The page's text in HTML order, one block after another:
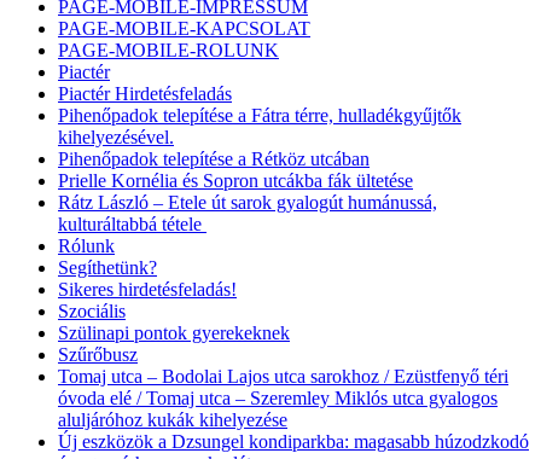
PAGE-MOBILE-IMPRESSUM
PAGE-MOBILE-KAPCSOLAT
PAGE-MOBILE-ROLUNK
Piactér
Piactér Hirdetésfeladás
Pihenőpadok telepítése a Fátra térre, hulladékgyűjtők
kihelyezésével.
Pihenőpadok telepítése a Rétköz utcában
Prielle Kornélia és Sopron utcákba fák ültetése
Rátz László – Etele út sarok gyalogút humánussá,
kulturáltabbá tétele
Rólunk
Segíthetünk?
Sikeres hirdetésfeladás!
Szociális
Szülinapi pontok gyerekeknek
Szűrőbusz
Tomaj utca – Bodolai Lajos utca sarokhoz / Ezüstfenyő téri
óvoda elé / Tomaj utca – Szeremley Miklós utca gyalogos
aluljáróhoz kukák kihelyezése
Új eszközök a Dzsungel kondiparkba: magasabb húzodzkodó